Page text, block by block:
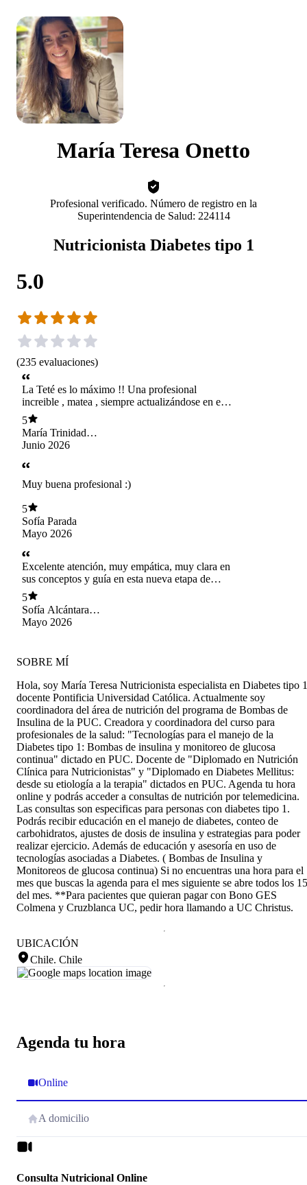
María Teresa Onetto
Profesional verificado. Número de registro en la
Superintendencia de Salud: 224114
Nutricionista Diabetes tipo 1
5.0
(235 evaluaciones)
La Teté es lo máximo !! Una profesional
increible , matea , siempre actualizándose en el
complejo mundo de la diabetes , cercana ,
empatica , la conocimos en nuestro debut y
5
María Trinidad
Boettcher Herrera
Junio 2026
Muy buena profesional :)
5
Sofía Parada
Mayo 2026
Excelente atención, muy empática, muy clara en
sus conceptos y guía en esta nueva etapa de
vida. Estamos muy agradecidas de todo lo
aprendido con ella.
5
Sofía Alcántara
Saldaña
Mayo 2026
Agenda tu hora
Online
A domicilio
Consulta Nutricional Online
SOBRE MÍ
Hola, soy María Teresa Nutricionista especialista en Diabetes tipo
docente Pontificia Universidad Católica. Actualmente soy
coordinadora del área de nutrición del programa de Bombas de
Insulina de la PUC. Creadora y coordinadora del curso para
profesionales de la salud: "Tecnologías para el manejo de la
Diabetes tipo 1: Bombas de insulina y monitoreo de glucosa
continua" dictado en PUC. Docente de "Diplomado en Nutrición
Clínica para Nutricionistas" y "Diplomado en Diabetes Mellitus:
desde su etiología a la terapia" dictados en PUC. Agenda tu hora
online y podrás acceder a consultas de nutrición por telemedicina.
Las consultas son especificas para personas con diabetes tipo 1.
Podrás recibir educación en el manejo de diabetes, conteo de
carbohidratos, ajustes de dosis de insulina y estrategias para poder
realizar ejercicio. Además de educación y asesoría en uso de
tecnologías asociadas a Diabetes. ( Bombas de Insulina y
Monitoreos de glucosa continua) Si no encuentras una hora para el
mes que buscas la agenda para el mes siguiente se abre todos los 15
del mes. **Para pacientes que quieran pagar con Bono GES
Colmena y Cruzblanca UC, pedir hora llamando a UC Christus.
UBICACIÓN
Chile. Chile